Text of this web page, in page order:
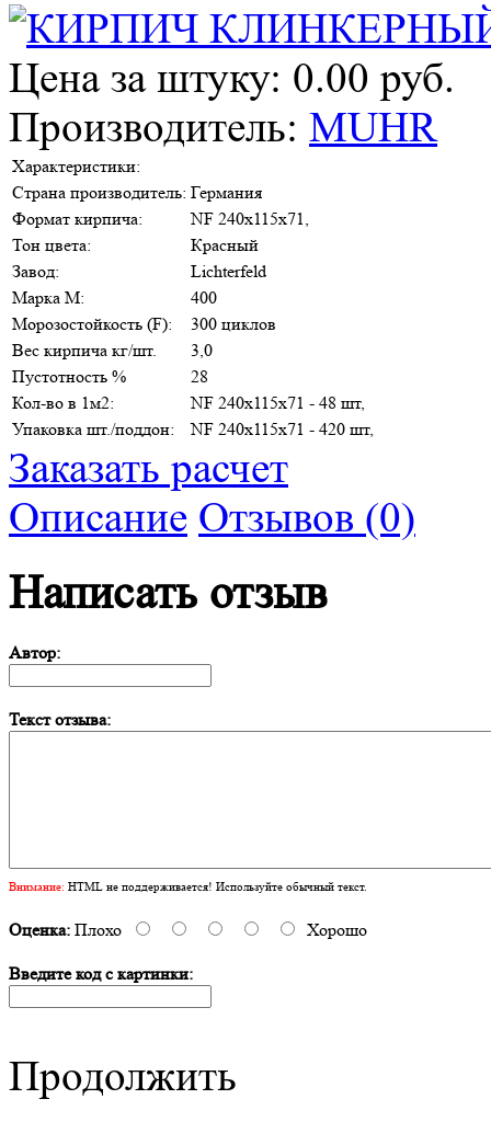
Цена за штуку: 0.00 руб.
Производитель: MUHR
Характеристики:
Страна производитель: Германия
Формат кирпича:
NF 240х115х71,
Тон цвета:
Красный
Завод:
Lichterfeld
Марка М:
400
Морозостойкость (F):
300 циклов
Вес кирпича кг/шт.
3,0
Пустотность %
28
Кол-во в 1м2:
NF 240х115х71 - 48 шт,
Упаковка шт./поддон:
NF 240х115х71 - 420 шт,
Заказать расчет
Описание Отзывов (0)
Написать отзыв
Автор:
Текст отзыва:
Внимание: HTML не поддерживается! Используйте обычный текст.
Оценка: Плохо Хорошо
Введите код с картинки:
Продолжить